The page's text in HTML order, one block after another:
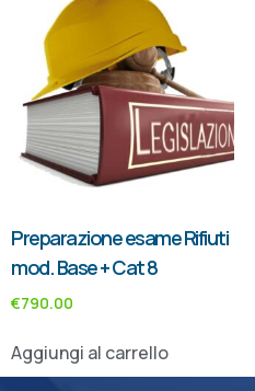
Preparazione esame Rifiuti
mod. Base + Cat 8
€790.00
Aggiungi al carrello